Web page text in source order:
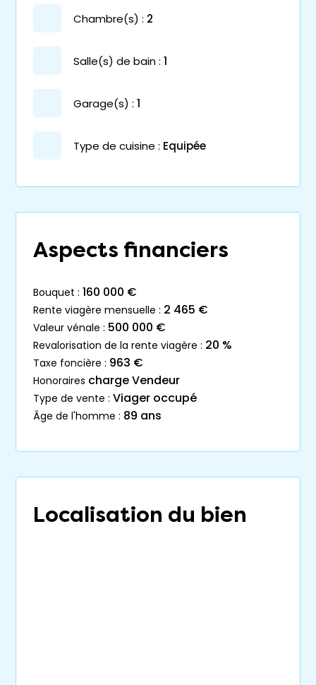
chambre(s) : 2
salle(s) de bain : 1
garage(s) : 1
Type de cuisine : Equipée
Aspects financiers
bouquet : 160 000 €
rente viagère mensuelle : 2 465 €
valeur vénale : 500 000 €
revalorisation de la rente viagère : 20 %
taxe foncière : 963 €
honoraires charge Vendeur
type de vente : Viager occupé
âge de l'homme : 89 ans
Localisation du bien